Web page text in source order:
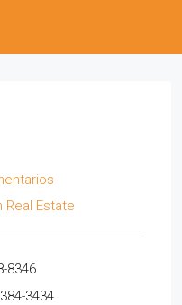
Real Estate
8346
3434